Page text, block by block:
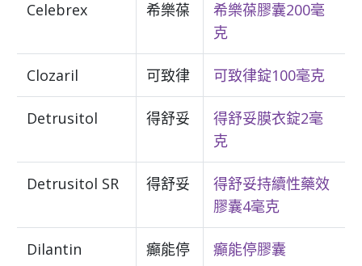
Celebrex 希樂葆
希樂葆膠囊200毫
克
Clozaril 可致律 可致律錠100毫克
Detrusitol 得舒妥
得舒妥膜衣錠2毫
克
Detrusitol SR 得舒妥
得舒妥持續性藥效
膠囊4毫克
Dilantin 癲能停 癲能停膠囊